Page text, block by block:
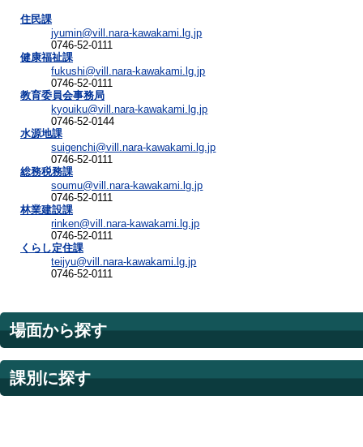
住民課
jyumin@vill.nara-kawakami.lg.jp
0746-52-0111
健康福祉課
fukushi@vill.nara-kawakami.lg.jp
0746-52-0111
教育委員会事務局
kyouiku@vill.nara-kawakami.lg.jp
0746-52-0144
水源地課
suigenchi@vill.nara-kawakami.lg.jp
0746-52-0111
総務税務課
soumu@vill.nara-kawakami.lg.jp
0746-52-0111
林業建設課
rinken@vill.nara-kawakami.lg.jp
0746-52-0111
くらし定住課
teijyu@vill.nara-kawakami.lg.jp
0746-52-0111
場面から探す
課別に探す